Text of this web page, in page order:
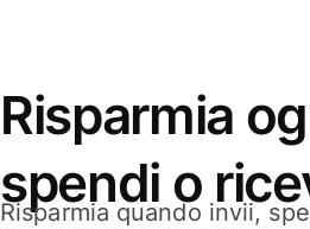
Risparmia
spendi o
Risparmia quando invii,